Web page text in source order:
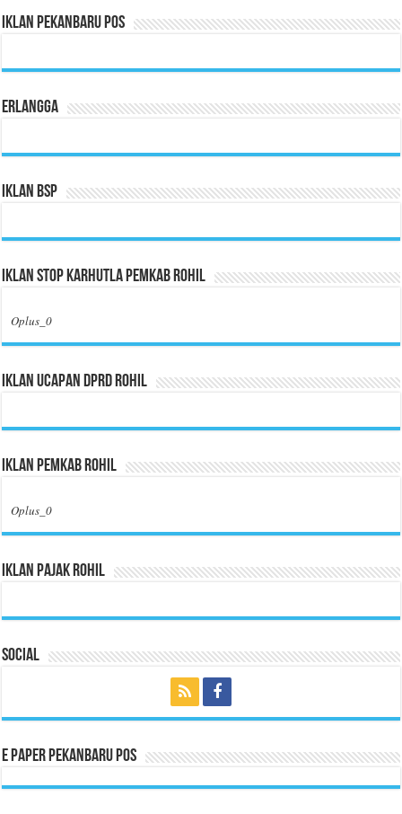
Iklan Pekanbaru Pos
Erlangga
Iklan BSP
Iklan Stop Karhutla Pemkab Rohil
Oplus_0
Iklan Ucapan DPRD Rohil
Iklan Pemkab Rohil
Oplus_0
Iklan Pajak Rohil
Social
E Paper Pekanbaru Pos